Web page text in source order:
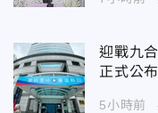
迎戰九
正式公
5小時前